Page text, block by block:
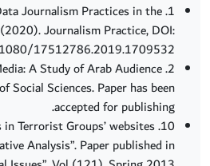
Journalism Practices in the
Journalism Practice, DOI:
17512786.2019.1709532
A Study of Arab Audience
Social Sciences. Paper has been
accepted for publishing.
in Terrorist Groups’ websites
Analysis”. Paper published in